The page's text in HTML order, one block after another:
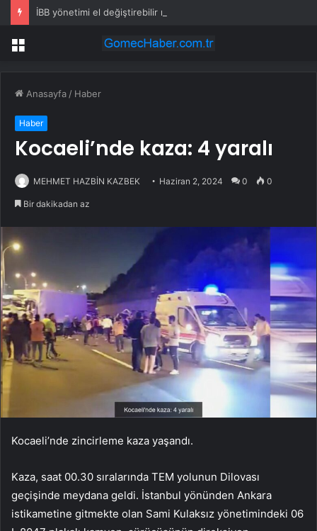
Menü
Anasayfa / Haber
Haber
Kocaeli’nde kaza: 4 yaralı
MEHMET HAZBİN KAZBEK Haziran 2, 2024 0 0
Bir dakikadan az
Kocaeli’nde zincirleme kaza yaşandı.
Kaza, saat 00.30 sıralarında TEM yolunun Dilovası
geçişinde meydana geldi. İstanbul yönünden Ankara
istikametine gitmekte olan Sami Kulaksız yönetimindeki 06